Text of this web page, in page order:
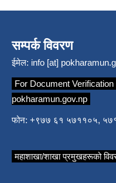
सम्पर्क विवरण
ईमेल: info [at]
For Document
pokharamun.gov.np
फोन: +९७७ ६१ ५७११०५,
महाशाखा/शाखा प्रमुखहरूको